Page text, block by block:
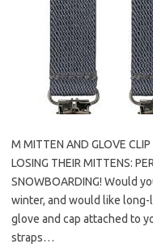
M MITTEN AND GLOVE
LOSING THEIR MITTENS:
SNOWBOARDING! Would
winter, and would like
glove and cap attached to
straps…